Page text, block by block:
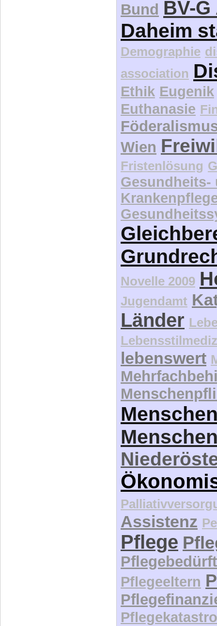
Bund BV-
Daheim
Demographie
association
Ethik Eugenik
Euthanasie
Wien
Fristenlösung
Gesundheits-
Novelle 2009
Jugendamt
Länder
lebenswert
Assistenz
Pflege
Pflegeeltern